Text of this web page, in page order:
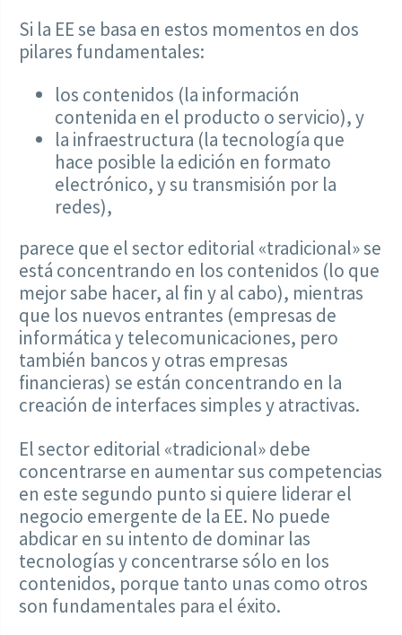
Si la EE se basa en estos momentos en dos
pilares fundamentales:
los contenidos (la información
contenida en el producto o servicio), y
la infraestructura (la tecnología que
hace posible la edición en formato
electrónico, y su transmisión por la
redes),
parece que el sector editorial «tradicional» se
está concentrando en los contenidos (lo que
mejor sabe hacer, al fin y al cabo), mientras
que los nuevos entrantes (empresas de
informática y telecomunicaciones, pero
también bancos y otras empresas
financieras) se están concentrando en la
creación de interfaces simples y atractivas.
El sector editorial «tradicional» debe
concentrarse en aumentar sus competencias
en este segundo punto si quiere liderar el
negocio emergente de la EE. No puede
abdicar en su intento de dominar las
tecnologías y concentrarse sólo en los
contenidos, porque tanto unas como otros
son fundamentales para el éxito.